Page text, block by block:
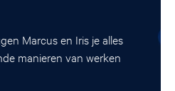
Marcus en Iris je alles
manieren van werken